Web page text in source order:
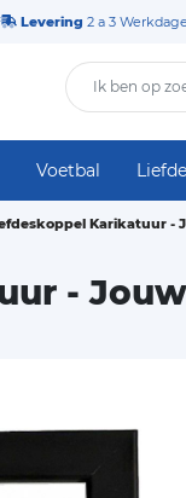
Levering 2 a 3
Voetbal Liefde
Karikatuur -
-